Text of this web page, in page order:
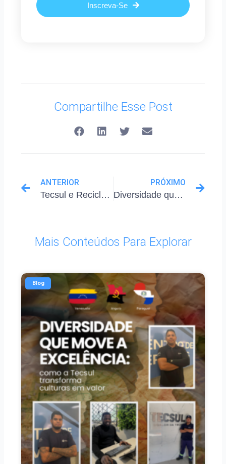
Inscreva-Se
Compartilhe Esse Post
ANTERIOR
Tecsul e Reciclando com Amor: sustentabilidade que transforma vidas
PRÓXIMO
Diversidade que move a excelência: como a Tecsul transforma culturas em valor
Mais Conteúdos Para Explorar
Blog